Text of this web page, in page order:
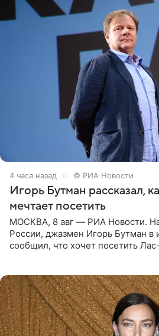
4 часа назад © РИА Новости
Игорь Бутман рассказал,
мечтает посетить
МОСКВА, 8 авг — РИА Новости.
России, джазмен Игорь Бутман в
сообщил, что хочет посетить